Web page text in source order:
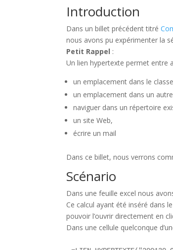
Introduction
Dans un billet précédent titré
nous avons pu expérimenter la
Petit Rappel :
Un lien hypertexte permet entre
un emplacement dans le
un emplacement dans un
naviguer dans un répertoire
un site Web,
écrire un mail
Dans ce billet, nous verrons
Scénario
Dans une feuille excel nous
Ce calcul ayant été inséré dans
pouvoir l’ouvrir directement en
Dans une cellule quelconque